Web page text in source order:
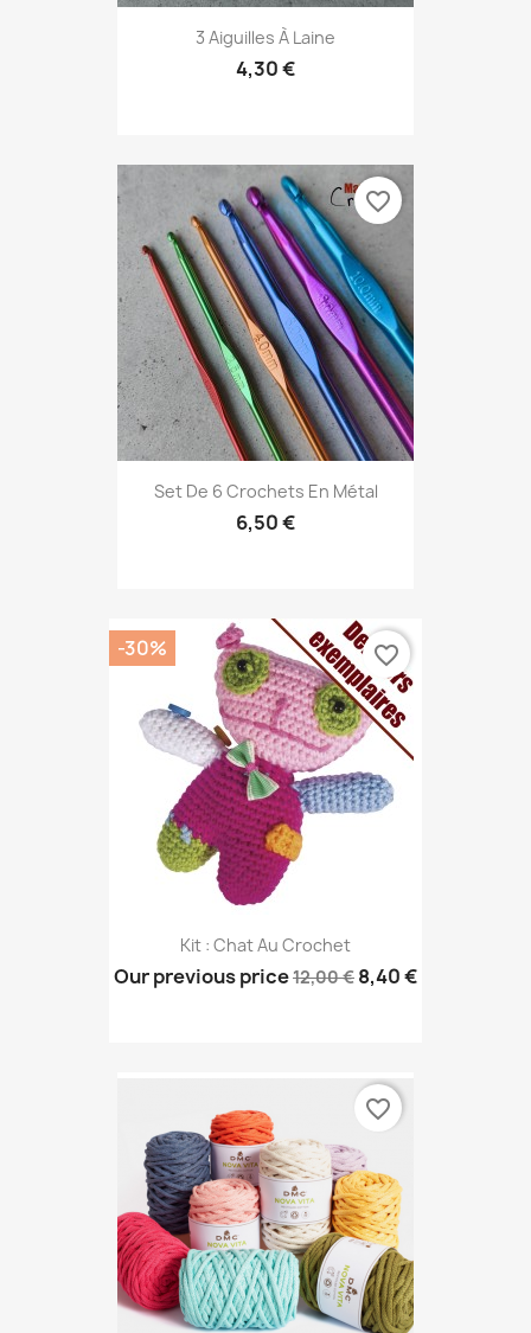
3 Aiguilles À Laine
4,30 €
Set De 6 Crochets En Métal
6,50 €
favorite_border
Kit : Chat Au Crochet
Our previous price12,00 € 8,40 €
-30% favorite_border
favorite_border